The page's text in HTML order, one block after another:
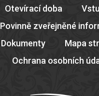
Otevírací doba
Povinně zveřejněné
Dokumenty
Mapa
Ochrana osobních